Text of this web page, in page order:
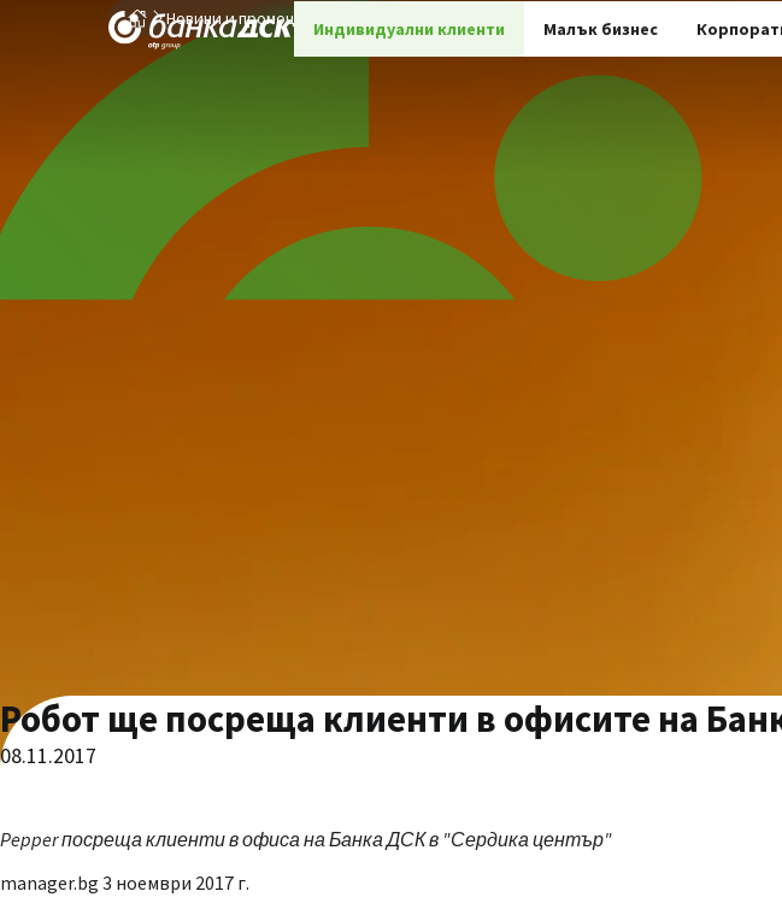
Индивидуални клиенти Малък бизнес
Новини и промоции
Робот ще посреща клиенти в офисите на
08.11.2017
Pepper посреща клиенти в офиса на Банка ДСК в "Сердика център"
manager.bg 3 ноември 2017 г.